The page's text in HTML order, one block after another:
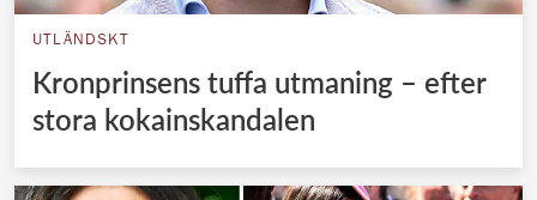
UTLÄNDSKT
Kronprinsens tuffa utmaning – efter
stora kokainskandalen